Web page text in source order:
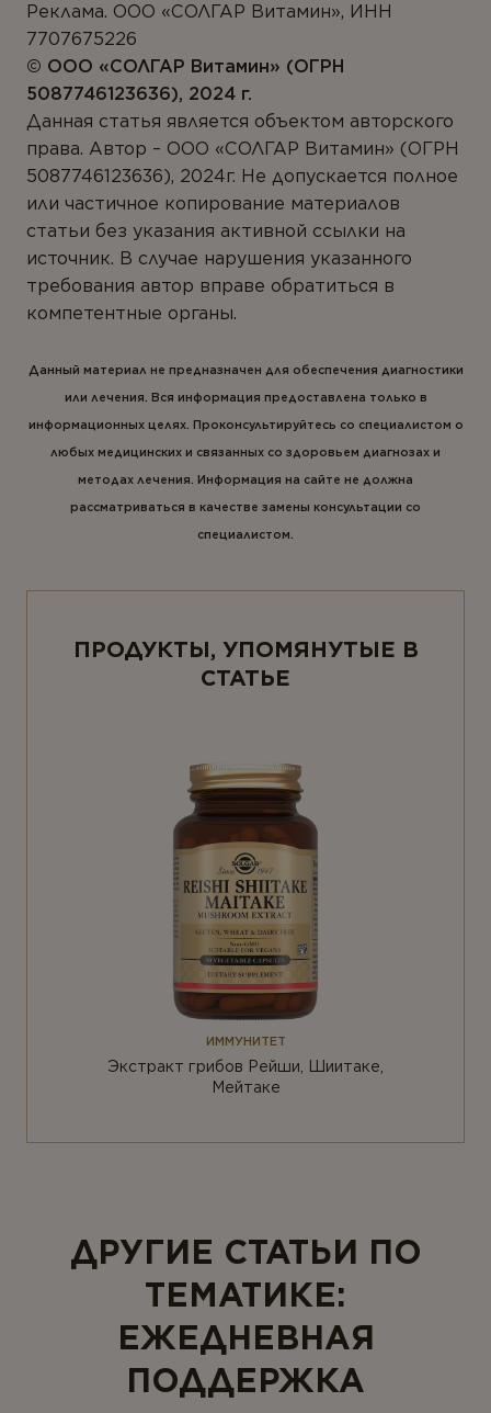
Реклама. ООО «СОЛГАР Витамин», ИНН
7707675226
© ООО «CОЛГАР Витамин» (ОГРН
5087746123636), 2024 г.
Данная статья является объектом авторского
права. Автор – ООО «СОЛГАР Витамин» (ОГРН
5087746123636), 2024г. Не допускается полное
или частичное копирование материалов
статьи без указания активной ссылки на
источник. В случае нарушения указанного
требования автор вправе обратиться в
компетентные органы.
Данный материал не предназначен для обеспечения диагностики
или лечения. Вся информация предоставлена только в
информационных целях. Проконсультируйтесь со специалистом о
любых медицинских и связанных со здоровьем диагнозах и
методах лечения. Информация на сайте не должна
рассматриваться в качестве замены консультации со
специалистом.
ПРОДУКТЫ, УПОМЯНУТЫЕ В
СТАТЬЕ
ИММУНИТЕТ
Экстракт грибов Рейши, Шиитаке,
Мейтаке
ДРУГИЕ СТАТЬИ ПО
ТЕМАТИКЕ:
ЕЖЕДНЕВНАЯ
ПОДДЕРЖКА